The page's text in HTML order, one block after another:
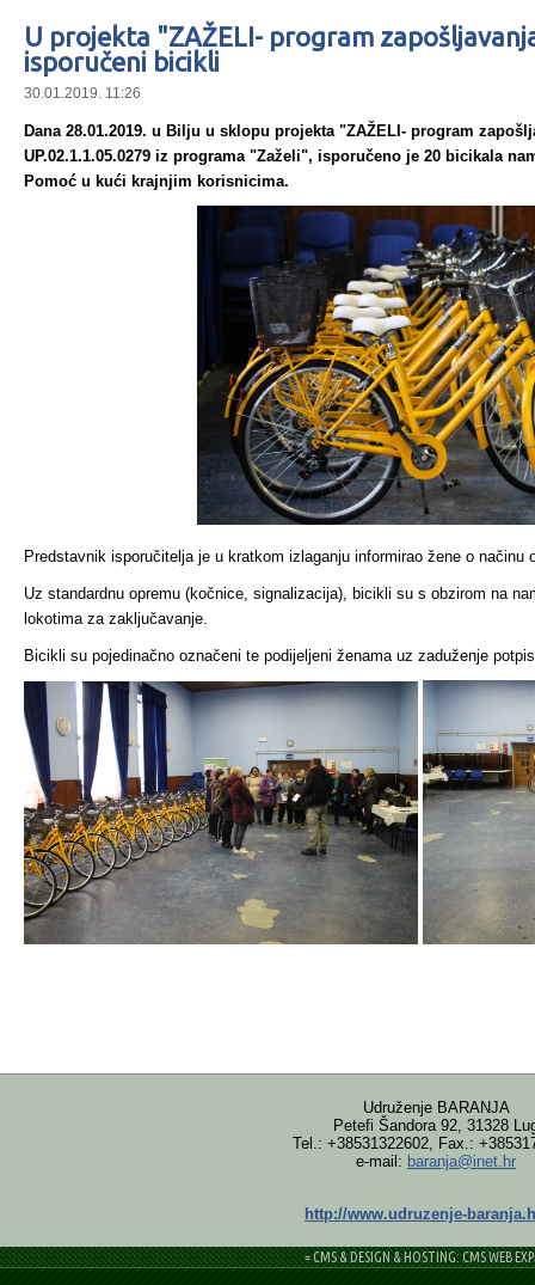
U projekta "ZAŽELI- program
isporučeni bicikli
30.01.2019. 11:26
Dana 28.01.2019. u Bilju u sklopu projekta "ZAŽELI- program
UP.02.1.1.05.0279 iz programa "Zaželi", isporučeno je 20 bicikala
Pomoć u kući krajnjim korisnicima.
Predstavnik isporučitelja je u kratkom izlaganju informirao žene o
Uz standardnu opremu (kočnice, signalizacija), bicikli su s obzirom na
lokotima za zaključavanje.
Bicikli su pojedinačno označeni te podijeljeni ženama uz zaduženje
Udruženje BARANJA
Petefi Šandora 92, 31328
Tel.: +38531322602, Fax.:
e-mail: baranja@inet.hr
http://www.udruzenje-
= CMS & DESIGN & HOSTING: CMS WEB